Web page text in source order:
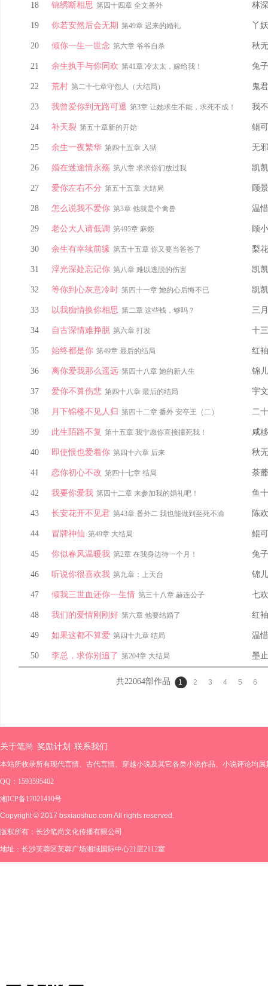
18 锦绣断相思 第四十四章 全文番外 林深
19 你若安然后会无期 第49章 迟来的婚礼 丫
20 倾你一生一世念 第六章 爷爷自杀 秋
21 余生执手与你同欢 第41章 冷太太，嫁给我！ 兔
22 荒村 第二十七章守怨人（大结局） 鬼
23 我曾爱你到无路可退 第3章 让她求生不能，求死不成！ 我
24 补天裂 第五十章新的开始 鲲
25 余生一夜繁华 第四十五章 入狱 无邪
26 婚在迷途情永殇 第八章 求求你们放过我 凯
27 爱你左右不分 第五十五章 大结局 顾景
28 怎么说我不爱你 第3章 他就是个禽兽 温
29 老公大人请低调 第495章 麻烦 顾
30 余生有幸续前缘 第五十五章 你又要当爸爸了 梨
31 浮光深处忘记你 第八章 难以逃脱的伤害 凯
32 等你到心灰意冷时 第四十一章 她的心后悔不已 凯
33 以我痴情换你相思 第二章 这些钱，够吗？ 三
34 自古深情难挣脱 第六章 打发 十
35 始终都是你 第49章 最后的结局 红
36 离你爱我那么遥远 第四十八章 她的新人生 锦儿
37 爱你不算伤悲 第四十八章 最后的结局 宇文
38 月下锦楼不见人归 第四十二章 番外 安亭王（二） 二
39 此生陌路不复 第十五章 我宁愿你直接撞死我！ 咸
40 即使恨也爱着你 第四十六章 后来 秋
41 恋你初心不改 第四十七章 结局 荼蘼
42 我要你爱我 第四十二章 来参加我的婚礼吧！ 鱼
43 长安花开不见君 第43章 番外二 我也能做到至死不渝 陈
44 冒牌神仙 第49章 大结局 鲲
45 你似春风温暖我 第2章 在我身边待一个月！ 兔
46 听说你很喜欢我 第九章：上天台 锦儿
47 倾我三世血还你一生情 第三十八章 赫连公子 七欢
48 我们的爱情刚刚好 第六章 他要结婚了 红
49 如果这都不算爱 第四十九章 结局 温
50 李总，求你别追了 第204章 大结局 墨
共22064部作品 1 2 3 4 5 6
关于笔尚 奖励计划 联系我们
本站所收录所有现代言情、古代言情、穿越小说及其它各类小说作品、小说评论均
QQ：1593595402
湘ICP备17021410号
Copyright © 2017 bsxiaoshuo.com All rights reserved.
版权所有：长沙笔尚文化传播有限公司
地址：长沙芙蓉区芙蓉广场湘域国际中心21层2112室